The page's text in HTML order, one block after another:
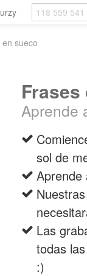
sueco
Aprende
sol de
Aprende
Las
todas
:)